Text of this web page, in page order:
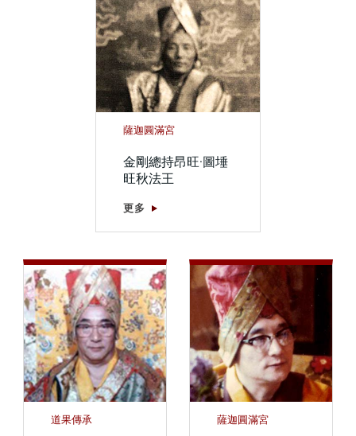
薩迦圓滿宮
金剛總持昂旺·圖埵
旺秋法王
更多
道果傳承 薩迦圓滿宮